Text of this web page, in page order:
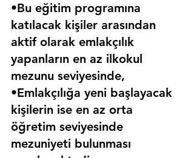
•Bu eğitim programına
katılacak kişiler arasından
aktif olarak emlakçılık
yapanların en az ilkokul
mezunu seviyesinde,
•Emlakçılığa yeni başlayacak
kişilerin ise en az orta
öğretim seviyesinde
mezuniyeti bulunması